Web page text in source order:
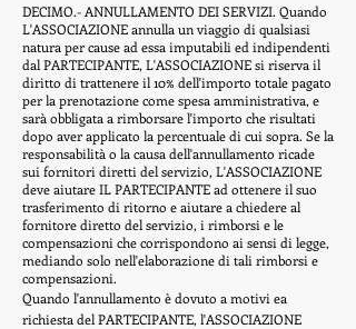
DECIMO.- ANNULLAMENTO DEI SERVIZI. Quando
L'ASSOCIAZIONE annulla un viaggio di qualsiasi
natura per cause ad essa imputabili ed indipendenti
dal PARTECIPANTE, L'ASSOCIAZIONE si riserva il
diritto di trattenere il 10% dell'importo totale pagato
per la prenotazione come spesa amministrativa, e
sarà obbligata a rimborsare l'importo che risultati
dopo aver applicato la percentuale di cui sopra. Se la
responsabilità o la causa dell'annullamento ricade
sui fornitori diretti del servizio, L'ASSOCIAZIONE
deve aiutare IL PARTECIPANTE ad ottenere il suo
trasferimento di ritorno e aiutare a chiedere al
fornitore diretto del servizio, i rimborsi e le
compensazioni che corrispondono ai sensi di legge,
mediando solo nell'elaborazione di tali rimborsi e
compensazioni.
Quando l'annullamento è dovuto a motivi ea
richiesta del PARTECIPANTE, l'ASSOCIAZIONE